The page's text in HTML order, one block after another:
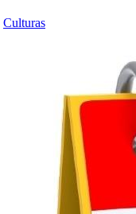
Culturas